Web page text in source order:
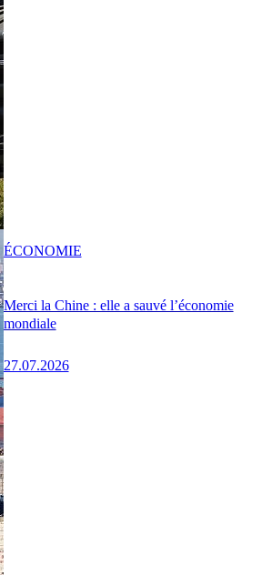
Merci la Chine : elle a sauvé l’économie
mondiale
27.07.2026
ÉCONOMIE